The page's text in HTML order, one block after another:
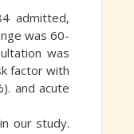
admitted,
was 60-
was
factor with
and acute
our study.